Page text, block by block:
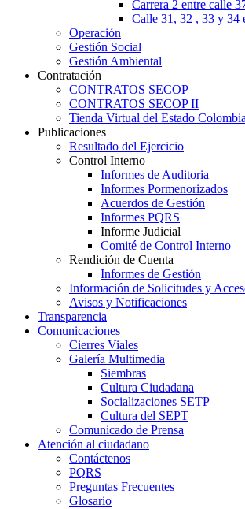
Carrera 2 entre calle
Calle 31, 32 , 33 y 34
Operación
Gestión Social
Gestión Ambiental
Contratación
CONTRATOS SECOP
CONTRATOS SECOP II
Tienda Virtual del Estado
Publicaciones
Resultado del Ejercicio
Control Interno
Informes de Auditoria
Informes Pormenorizados
Acuerdos de Gestión
Informes PQRS
Informe Judicial
Comité de Control Interno
Rendición de Cuenta
Informes de Gestión
Información de Solicitudes y
Avisos y Notificaciones
Transparencia
Comunicaciones
Cierres Viales
Galería Multimedia
Siembras
Cultura Ciudadana
Socializaciones SETP
Cultura del SEPT
Comunicado de Prensa
Atención al ciudadano
Contáctenos
PQRS
Preguntas Frecuentes
Glosario